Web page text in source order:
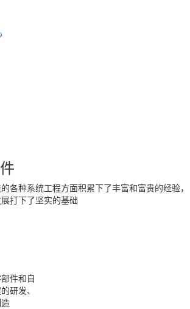
各种系统工程方面积累下了丰富和富贵的经验，
打下了坚实的基础
件和自
研发、